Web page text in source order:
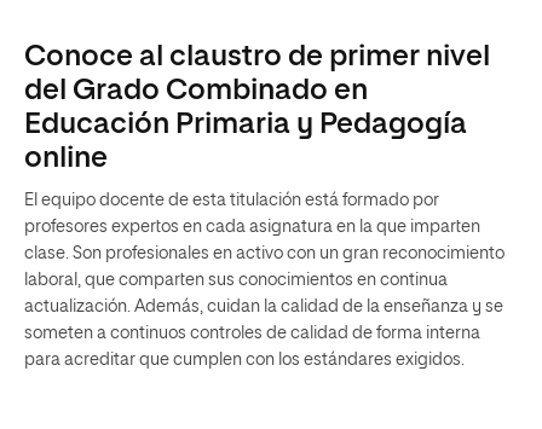
Conoce al claustro de primer nivel
del Grado Combinado en
Educación Primaria y Pedagogía
online
El equipo docente de esta titulación está formado por
profesores expertos en cada asignatura en la que imparten
clase. Son profesionales en activo con un gran reconocimiento
laboral, que comparten sus conocimientos en continua
actualización. Además, cuidan la calidad de la enseñanza y se
someten a continuos controles de calidad de forma interna
para acreditar que cumplen con los estándares exigidos.